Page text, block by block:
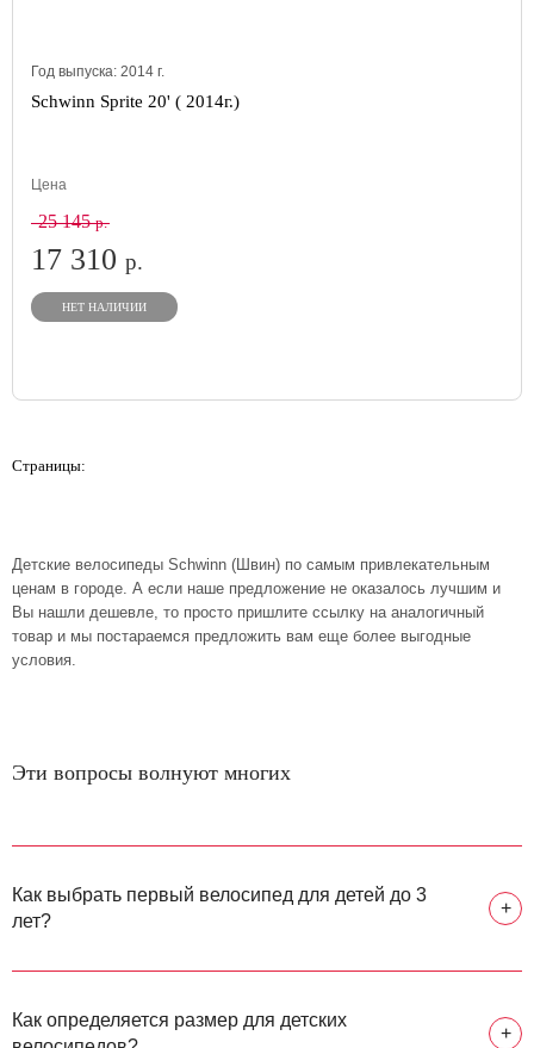
Год выпуска: 2014 г.
Schwinn Sprite 20' ( 2014г.)
Цена
25 145р.
17 310 р.
НЕТ НАЛИЧИИ
Страницы:
Детские велосипеды Schwinn (Швин) по самым привлекательным
ценам в городе. А если наше предложение не оказалось лучшим и
Вы нашли дешевле, то просто пришлите ссылку на аналогичный
товар и мы постараемся предложить вам еще более выгодные
условия.
Эти вопросы волнуют многих
Как выбрать первый велосипед для детей до 3
лет?
+
Как определяется размер для детских
+